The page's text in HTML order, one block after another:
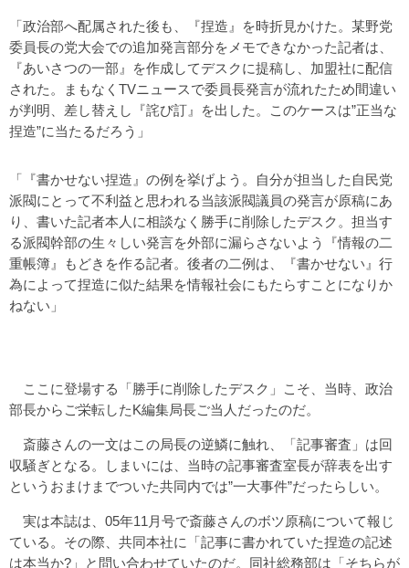
「政治部へ配属された後も、『捏造』を時折見かけた。某野党
委員長の党大会での追加発言部分をメモできなかった記者は、
『あいさつの一部』を作成してデスクに提稿し、加盟社に配信
された。まもなくTVニュースで委員長発言が流れたため間違い
が判明、差し替えし『詫び訂』を出した。このケースは”正当な
捏造”に当たるだろう」
「『書かせない捏造』の例を挙げよう。自分が担当した自民党
派閥にとって不利益と思われる当該派閥議員の発言が原稿にあ
り、書いた記者本人に相談なく勝手に削除したデスク。担当す
る派閥幹部の生々しい発言を外部に漏らさないよう『情報の二
重帳簿』もどきを作る記者。後者の二例は、『書かせない』行
為によって捏造に似た結果を情報社会にもたらすことになりか
ねない」
ここに登場する「勝手に削除したデスク」こそ、当時、政治
部長からご栄転したK編集局長ご当人だったのだ。
斎藤さんの一文はこの局長の逆鱗に触れ、「記事審査」は回
収騒ぎとなる。しまいには、当時の記事審査室長が辞表を出す
というおまけまでついた共同内では”一大事件”だったらしい。
実は本誌は、05年11月号で斎藤さんのボツ原稿について報じ
ている。その際、共同本社に「記事に書かれていた捏造の記述
は本当か?」と問い合わせていたのだ。同社総務部は「そちらが